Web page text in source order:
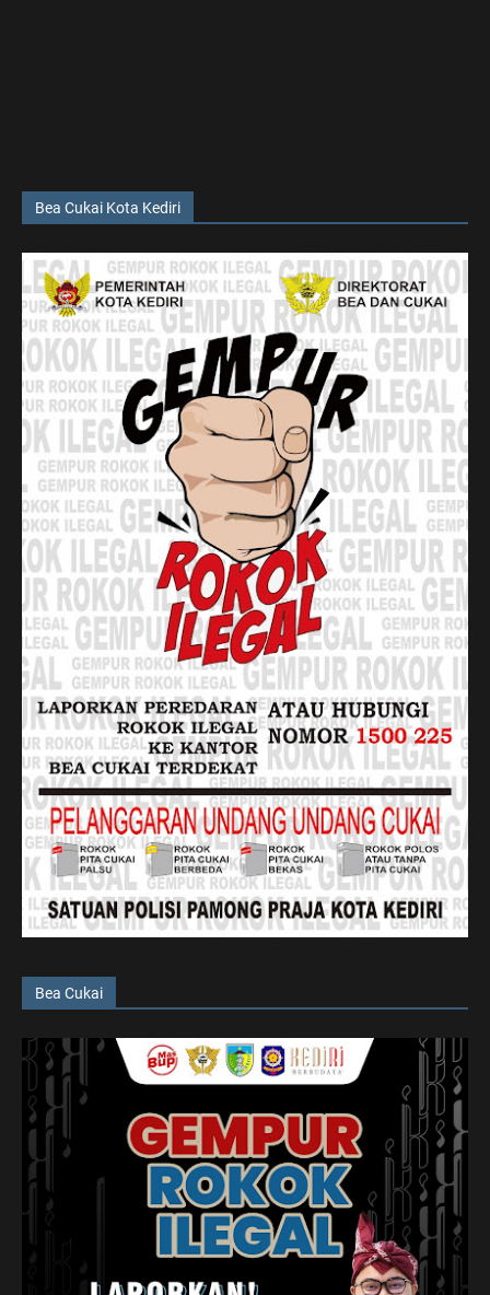
Bea Cukai Kota Kediri
Bea Cukai